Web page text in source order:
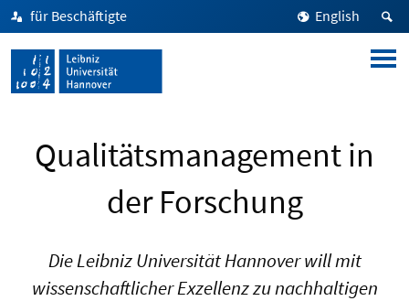
für Beschäftigte English
Qualitätsmanagement in
der Forschung
Die Leibniz Universität Hannover will mit
wissenschaftlicher Exzellenz zu nachhaltigen